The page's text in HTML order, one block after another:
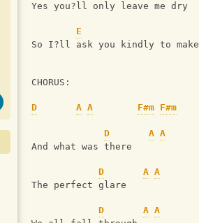
Yes you?ll only leave me dry
E
So I?ll ask you kindly to
CHORUS:
D A A F#m F#m
D A A
And what was there
D A A
The perfect glare
D A A